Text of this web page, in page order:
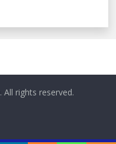
. All rights reserved.